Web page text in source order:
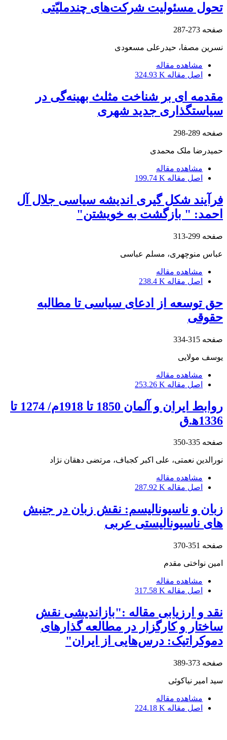
تحول مسئولیت شرکت‌های چندملیّتی
صفحه 273-287
نسرین مصفا، حیدرعلی مسعودی
مشاهده مقاله
اصل مقاله 324.93 K
مقدمه ای بر شناخت مثلث بهینه‌گی در
سیاستگذاری جدید شهری
صفحه 289-298
حمیدرضا ملک محمدی
مشاهده مقاله
اصل مقاله 199.74 K
فرآیند شکل گیری اندیشه سیاسی جلال آل
احمد: " بازگشت به خویشتن"
صفحه 299-313
عباس منوچهری، مسلم عباسی
مشاهده مقاله
اصل مقاله 238.4 K
حق توسعه از ادعای سیاسی تا مطالبه
حقوقی
صفحه 315-334
یوسف مولایی
مشاهده مقاله
اصل مقاله 253.26 K
روابط ایران و آلمان 1850 تا 1918م/ 1274 تا
1336ﻫ.ق
صفحه 335-350
نورالدین نعمتی، علی اکبر کجباف، مرتضی دهقان نژاد
مشاهده مقاله
اصل مقاله 287.92 K
زبان و ناسیونالیسم: نقش زبان در جنبش
های ناسیونالیستی عربی
صفحه 351-370
امین نواختی مقدم
مشاهده مقاله
اصل مقاله 317.58 K
نقد و ارزیابی مقاله :"بازاندیشی نقش
ساختار و کارگزار در مطالعه گذارهای
دموکراتیک: درس‌هایی از ایران"
صفحه 373-389
سید امیر نیاکوئی
مشاهده مقاله
اصل مقاله 224.18 K